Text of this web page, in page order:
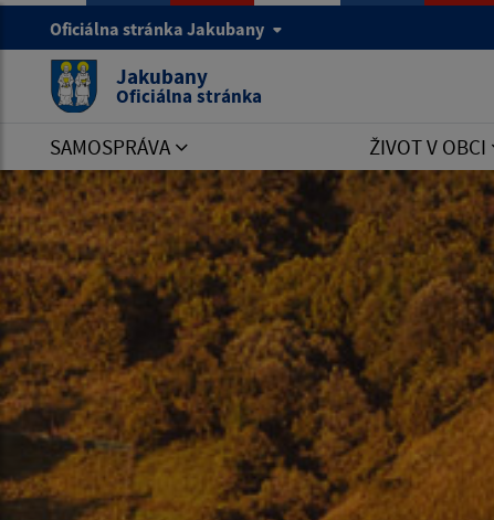
Oficiálna stránka Jakubany
Jakubany
Oficiálna stránka
SAMOSPRÁVA ŽIVOT V OBCI